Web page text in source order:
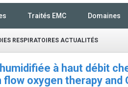
Traités EMC Domaines
RESPIRATOIRES ACTUALITÉS
à haut débit
flow oxygen therapy